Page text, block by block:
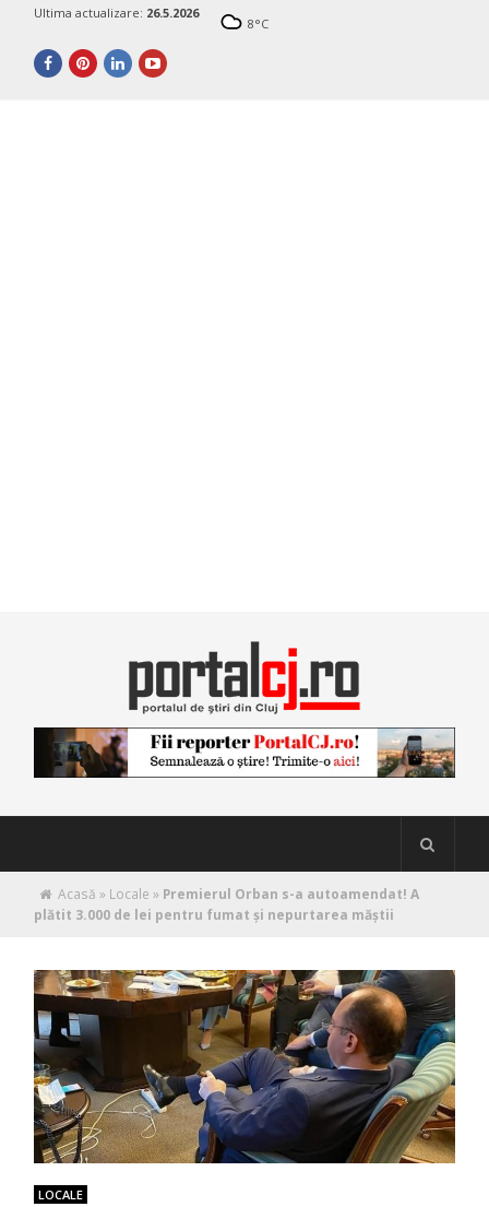
Ultima actualizare: 26.5.2026
8°C
Acasă » Locale » Premierul Orban s-a autoamendat! A
plătit 3.000 de lei pentru fumat şi nepurtarea măştii
LOCALE